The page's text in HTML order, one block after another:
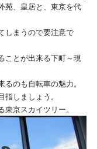
苑、皇居と、東京を代
しまうので要注意で
ことが出来る下町～現
のも自転車の魅力。
しましょう。
京スカイツリー。